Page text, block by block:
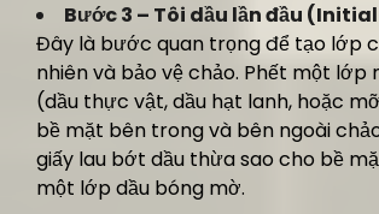
Bước 3 – Tôi dầu lần đầu
Đây là bước quan trọng để tạo lớp
nhiên và bảo vệ chảo. Phết một lớp
(dầu thực vật, dầu hạt lanh, hoặc
bề mặt bên trong và bên ngoài
giấy lau bớt dầu thừa sao cho bề
một lớp dầu bóng mờ.